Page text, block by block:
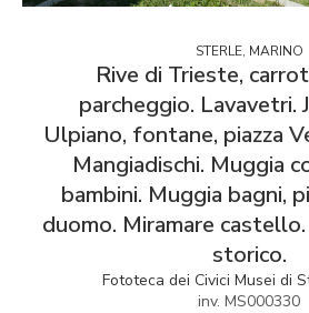
STERLE, MARINO
Rive di Trieste,
parcheggio. Lavavetri.
Ulpiano, fontane, piazza
Mangiadischi. Muggia
bambini. Muggia bagni,
duomo. Miramare
storico.
Fototeca dei Civici Musei di
inv. MS000330